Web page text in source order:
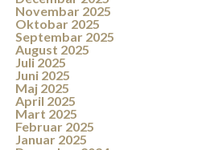
Novembar 2025
Oktobar 2025
Septembar 2025
August 2025
Juli 2025
Juni 2025
Maj 2025
April 2025
Mart 2025
Februar 2025
Januar 2025